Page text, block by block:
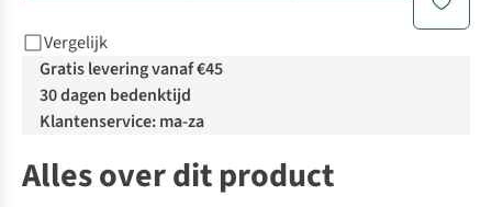
Vergelijk
Gratis levering vanaf €45
30 dagen bedenktijd
Klantenservice: ma-za
Alles over dit product